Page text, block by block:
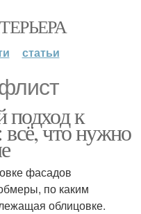
статьи
к
что нужно
фасадов
по каким
облицовке.